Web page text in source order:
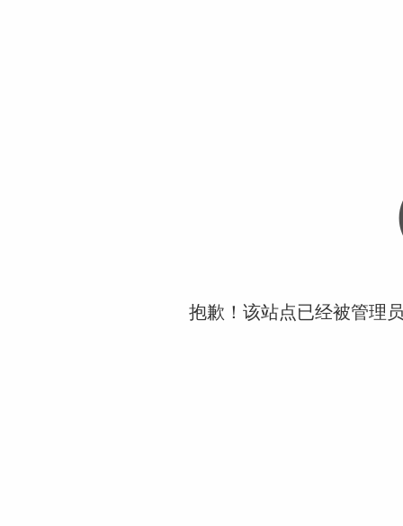
抱歉！该站点已经被管理